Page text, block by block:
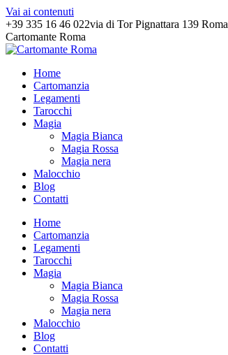
Vai ai contenuti
+39 335 16 46 022via di Tor Pignattara 139 Roma
Cartomante Roma
Home
Cartomanzia
Legamenti
Tarocchi
Magia
Magia Bianca
Magia Rossa
Magia nera
Malocchio
Blog
Contatti
Home
Cartomanzia
Legamenti
Tarocchi
Magia
Magia Bianca
Magia Rossa
Magia nera
Malocchio
Blog
Contatti